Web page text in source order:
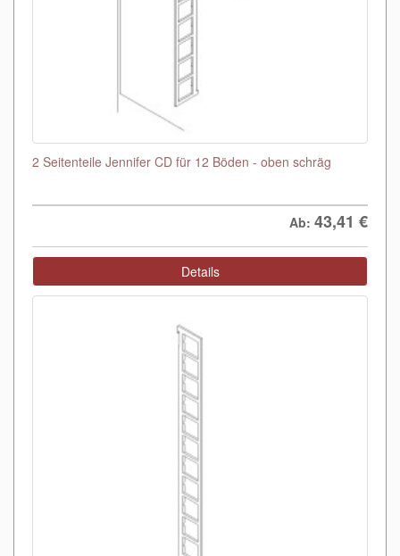
2 Seitenteile Jennifer CD für 12 Böden - oben schräg
Ab: 43,41 €
Details